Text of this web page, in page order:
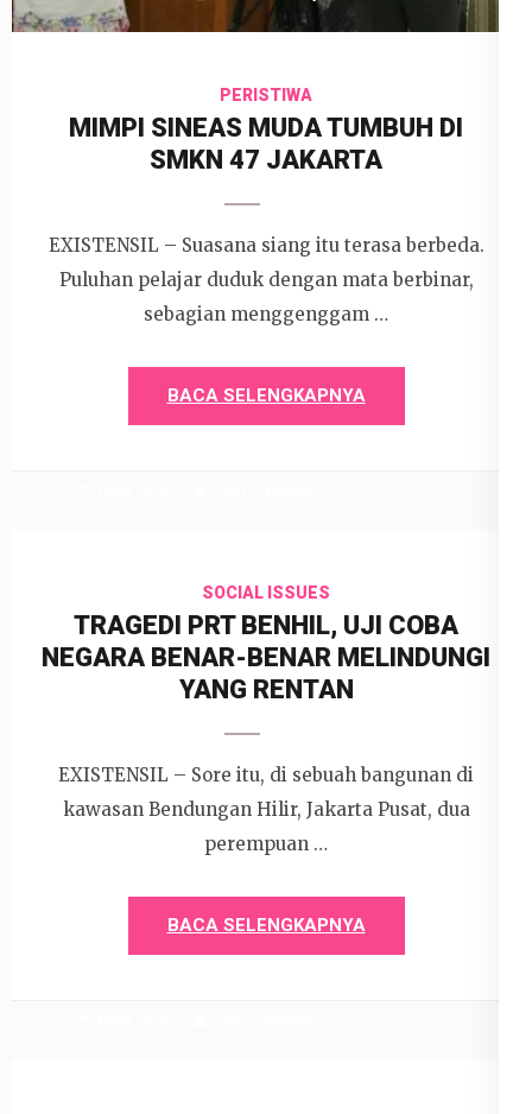
PERISTIWA
MIMPI SINEAS MUDA TUMBUH DI
SMKN 47 JAKARTA
EXISTENSIL – Suasana siang itu terasa berbeda.
Puluhan pelajar duduk dengan mata berbinar,
sebagian menggenggam …
BACA SELENGKAPNYA
SOCIAL ISSUES
TRAGEDI PRT BENHIL, UJI COBA
NEGARA BENAR-BENAR MELINDUNGI
YANG RENTAN
EXISTENSIL – Sore itu, di sebuah bangunan di
kawasan Bendungan Hilir, Jakarta Pusat, dua
perempuan …
BACA SELENGKAPNYA